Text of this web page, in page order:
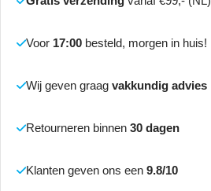
Voor 17:00 besteld, morgen in huis!
Wij geven graag vakkundig advies
Retourneren binnen 30 dagen
Klanten geven ons een 9.8/10